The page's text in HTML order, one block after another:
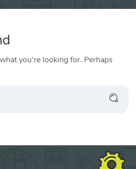
you’re looking for. Perhaps